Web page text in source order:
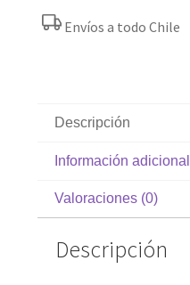
Envíos a todo Chile
Descripción
Información adicional
Valoraciones (0)
Descripción